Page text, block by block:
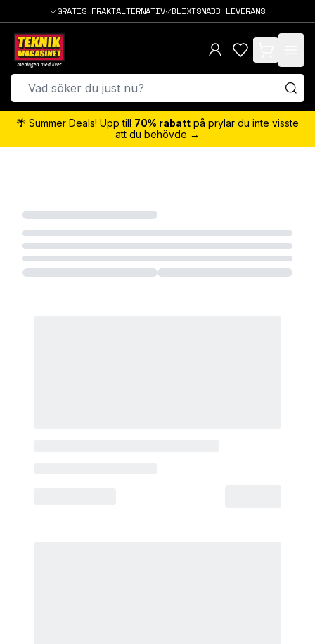
GRATIS FRAKTALTERNATIV BLIXTSNABB LEVERANS
items in cart,
🌴 Summer Deals! Upp till 70% rabatt på prylar du inte visste
att du behövde →